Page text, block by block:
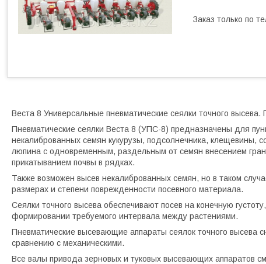
Заказ только по
Веста 8 Универсальные пневматические сеялки точного
Пневматические сеялки Веста 8 (УПС-8) предназначены для
некалиброванных семян кукурузы, подсолнечника, клещевины,
люпина с одновременным, раздельным от семян внесением
прикатыванием почвы в рядках.
Также возможен высев некалиброванных семян, но в таком
размерах и степени поврежденности посевного материала.
Сеялки точного высева обеспечивают посев на конечную
формировании требуемого интервала между растениями.
Пневматические высевающие аппараты сеялок точного высева
сравнению с механическими.
Все валы привода зерновых и туковых высевающих аппаратов